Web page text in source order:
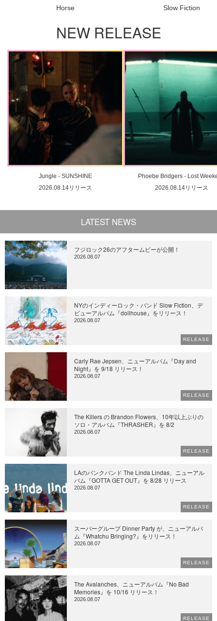
Horse Slow Fiction
NEW RELEASE
Jungle - SUNSHINE
2026.08.14リリース
Phoebe Bridgers - Lost
2026.08.14リリース
LATEST NEWS
フジロック26のアフタームビーが公開！
2026.08.07
NYのインディーロック・バンド Slow Fiction、デ
ビューアルバム『dollhouse』をリリース！
2026.08.07
RELEASE
Carly Rae Jepsen、ニューアルバム『Day and
Night』を 9/18 リリース！
2026.08.07
RELEASE
The Killers の Brandon Flowers、10年以上ぶりの
ソロ・アルバム『THRASHER』を 8/2
2026.08.07
RELEASE
LAのパンクバンド The Linda Lindas、ニューアル
バム『GOTTA GET OUT』を 8/28 リリース
2026.08.07
RELEASE
スーパーグループ Dinner Party が、ニューアルバ
ム『Whatchu Bringing?』をリリース！
2026.08.07
RELEASE
The Avalanches、ニューアルバム『No Bad
Memories』を 10/16 リリース！
2026.08.07
RELEASE